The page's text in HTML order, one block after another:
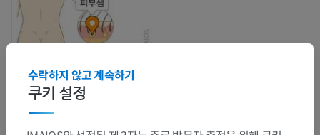
해부학적 계층
쿠키 설정
수락하지 않고 계속하기